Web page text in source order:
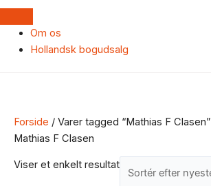
Om os
Hollandsk bogudsalg
Forside / Varer tagged “Mathias F Clasen”
Mathias F Clasen
Viser et enkelt resultat